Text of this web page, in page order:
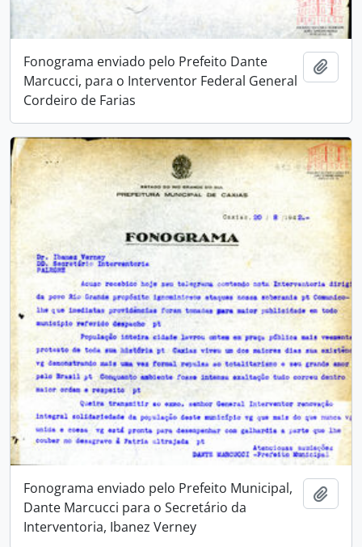
Fonograma enviado pelo Prefeito Dante
Marcucci, para o Interventor Federal General
Cordeiro de Farias
Fonograma enviado pelo Prefeito Municipal,
Dante Marcucci para o Secretário da
Interventoria, Ibanez Verney